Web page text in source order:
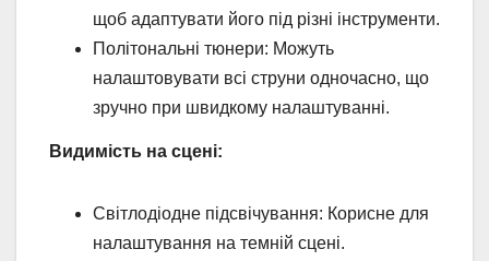
щоб адаптувати його під різні інструменти.
Політональні тюнери: Можуть
налаштовувати всі струни одночасно, що
зручно при швидкому налаштуванні.
Видимість на сцені:
Світлодіодне підсвічування: Корисне для
налаштування на темній сцені.